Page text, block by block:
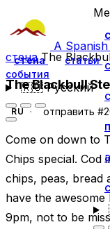
A
стена статьи
события
🇷🇺Русский
стенаThe
The Blackbull
RU отправить
Come on down to
Chips special. Cod
chips, peas, bread
have the
9pm, not to be